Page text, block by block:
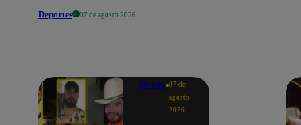
Deportes 07 de agosto 2026
Mundo 07 de
agosto
2026